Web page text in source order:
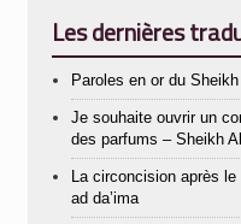
Les dernières
Paroles en or du
Je souhaite ouvrir un
des parfums – Sheikh
La circoncision après
ad da’ima